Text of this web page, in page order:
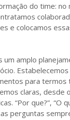
do time: no
e colocamos
um amplo
para termos
claras, desde
“Por que?”, “O
perguntas